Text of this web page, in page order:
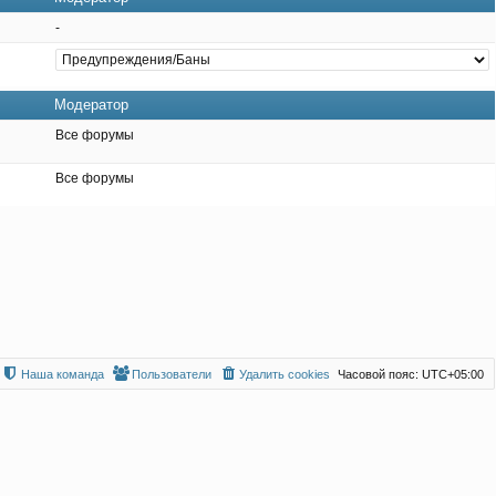
-
Модератор
Все форумы
Все форумы
Часовой пояс: UTC+05:00
Удалить cookies
Пользователи
Наша команда